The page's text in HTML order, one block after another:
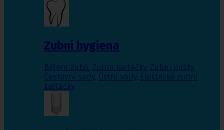
Zubní hygiena
Bělení zubů, Zubní kartáčky, Zubní pasty,
Cestovní sady, Ústní vody, Elektrické zubní
kartáčky